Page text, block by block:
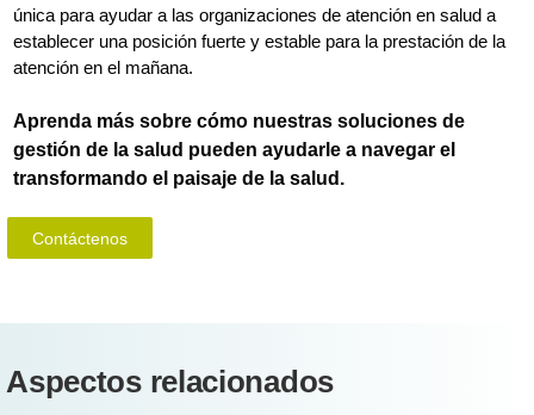
única para ayudar a las organizaciones de atención en salud a
establecer una posición fuerte y estable para la prestación de la
atención en el mañana.
Aprenda más sobre cómo nuestras soluciones de
gestión de la salud pueden ayudarle a navegar el
transformando el paisaje de la salud.
Contáctenos
Aspectos relacionados